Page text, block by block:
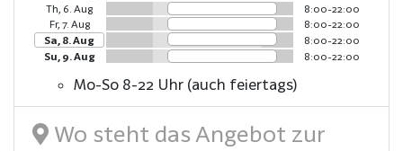
Th, 6. Aug
8:00-22:00
Fr, 7. Aug
8:00-22:00
Sa, 8. Aug
8:00-22:00
Su, 9. Aug
8:00-22:00
Mo-So 8-22 Uhr (auch feiertags)
Wo steht das Angebot zur